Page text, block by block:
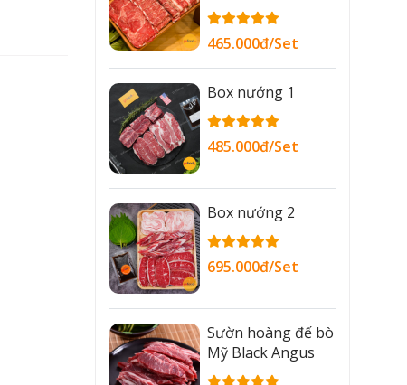
465.000đ/Set
Box nướng 1
485.000đ/Set
Box nướng 2
695.000đ/Set
Sườn hoàng đế bò
Mỹ Black Angus